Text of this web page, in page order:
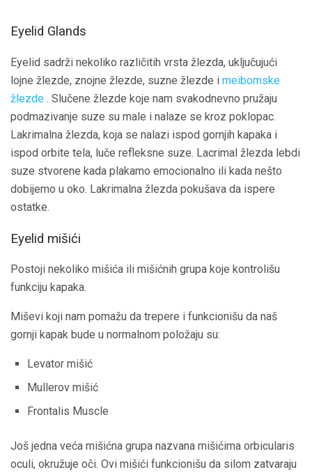
Eyelid Glands
Eyelid sadrži nekoliko različitih vrsta žlezda, uključujući
lojne žlezde, znojne žlezde, suzne žlezde i meibomske
žlezde . Slučene žlezde koje nam svakodnevno pružaju
podmazivanje suze su male i nalaze se kroz poklopac.
Lakrimalna žlezda, koja se nalazi ispod gornjih kapaka i
ispod orbite tela, luče refleksne suze. Lacrimal žlezda lebdi
suze stvorene kada plakamo emocionalno ili kada nešto
dobijemo u oko. Lakrimalna žlezda pokušava da ispere
ostatke.
Eyelid mišići
Postoji nekoliko mišića ili mišićnih grupa koje kontrolišu
funkciju kapaka.
Miševi koji nam pomažu da trepere i funkcionišu da naš
gornji kapak bude u normalnom položaju su:
Levator mišić
Mullerov mišić
Frontalis Muscle
Još jedna veća mišićna grupa nazvana mišićima orbicularis
oculi, okružuje oči. Ovi mišići funkcionišu da silom zatvaraju